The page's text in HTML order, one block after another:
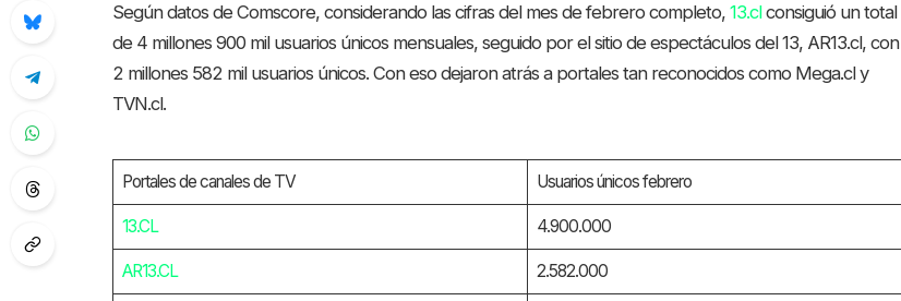
Según datos de Comscore, considerando las cifras del mes de febrero completo,13.clconsiguió un total
de 4 millones 900 mil usuarios únicos mensuales, seguido por el sitio de espectáculos del 13, AR13.cl, con
2 millones 582 mil usuarios únicos. Con eso dejaron atrás a portales tan reconocidos como Mega.cl y
TVN.cl.
Portales de canales de TV Usuarios únicos febrero
13.CL 4.900.000
AR13.CL 2.582.000